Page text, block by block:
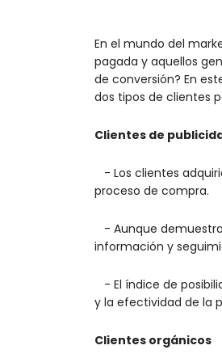
En el mundo del
pagada y aquellos
de conversión? En
dos tipos de clientes
Clientes de
- Los clientes
proceso de compra.
- Aunque
información y
- El índice de
y la efectividad de la
Clientes orgánicos